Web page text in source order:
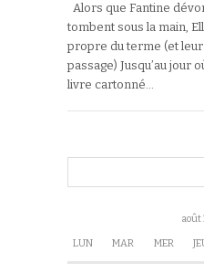
Alors que Fantine
tombent sous la main,
propre du terme (et
passage) Jusqu’au jour
livre cartonné…
août
LUN MAR MER